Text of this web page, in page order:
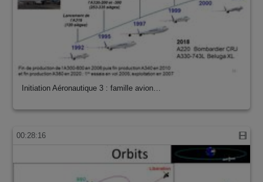
Initiation Aéronautique 3 : famille avion…
00:28:16